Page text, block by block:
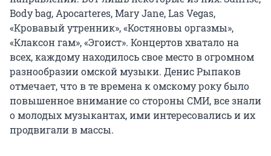
Body bag, Apocarteres, Mary Jane, Las Vegas,
«Кровавый утренник», «Костяновы оргазмы»,
«Клаксон гам», «Эгоист». Концертов хватало на
всех, каждому находилось свое место в огромном
разнообразии омской музыки. Денис Рыпаков
отмечает, что в те времена к омскому року было
повышенное внимание со стороны СМИ, все знали
о молодых музыкантах, ими интересовались и их
продвигали в массы.